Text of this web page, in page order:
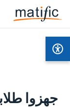
جهزوا